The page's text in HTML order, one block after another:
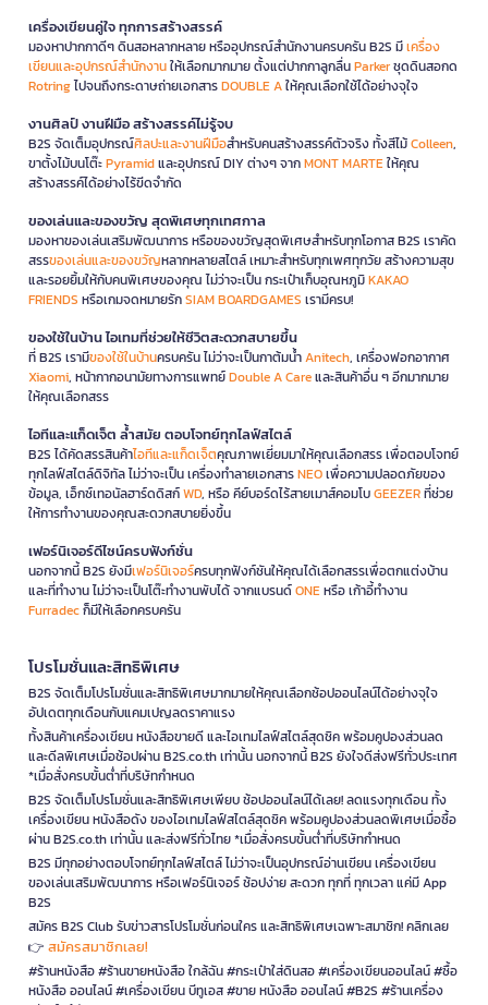
เครื่องเขียนคู่ใจ ทุกการสร้างสรรค์
มองหาปากกาดีๆ ดินสอหลากหลาย หรืออุปกรณ์สำนักงานครบครัน B2S มีเครื่อง
เขียนและอุปกรณ์สำนักงานให้เลือกมากมาย ตั้งแต่ปากกาลูกลื่นParkerชุดดินสอกด
Rotringไปจนถึงกระดาษถ่ายเอกสารDOUBLE Aให้คุณเลือกใช้ได้อย่างจุใจ
งานศิลป์ งานฝีมือ สร้างสรรค์ไม่รู้จบ
B2S จัดเต็มอุปกรณ์ศิลปะและงานฝีมือสำหรับคนสร้างสรรค์ตัวจริง ทั้งสีไม้Colleen,
ขาตั้งไม้บนโต๊ะPyramidและอุปกรณ์ DIY ต่างๆ จากMONT MARTEให้คุณ
สร้างสรรค์ได้อย่างไร้ขีดจำกัด
ของเล่นและของขวัญ สุดพิเศษทุกเทศกาล
มองหาของเล่นเสริมพัฒนาการ หรือของขวัญสุดพิเศษสำหรับทุกโอกาส B2S เราคัด
สรรของเล่นและของขวัญหลากหลายสไตล์ เหมาะสำหรับทุกเพศทุกวัย สร้างความสุข
และรอยยิ้มให้กับคนพิเศษของคุณ ไม่ว่าจะเป็น กระเป๋าเก็บอุณหภูมิKAKAO
FRIENDS หรือเกมจดหมายรักSIAM BOARDGAMES เรามีครบ!
ของใช้ในบ้าน ไอเทมที่ช่วยให้ชีวิตสะดวกสบายขึ้น
ที่ B2S เรามีของใช้ในบ้านครบครัน ไม่ว่าจะเป็นกาต้มน้ำAnitech, เครื่องฟอกอากาศ
Xiaomi, หน้ากากอนามัยทางการแพทย์Double A Careและสินค้าอื่น ๆ อีกมากมาย
ให้คุณเลือกสรร
ไอทีและแก็ดเจ็ต ล้ำสมัย ตอบโจทย์ทุกไลฟ์สไตล์
B2S ได้คัดสรรสินค้าไอทีและแก็ดเจ็ตคุณภาพเยี่ยมมาให้คุณเลือกสรร เพื่อตอบโจทย์
ทุกไลฟ์สไตล์ดิจิทัล ไม่ว่าจะเป็น เครื่องทำลายเอกสารNEOเพื่อความปลอดภัยของ
ข้อมูล, เอ็กซ์เทอนัลฮาร์ดดิสก์WD, หรือ คีย์บอร์ดไร้สายเมาส์คอมโบGEEZERที่ช่วย
ให้การทำงานของคุณสะดวกสบายยิ่งขึ้น
เฟอร์นิเจอร์ดีไซน์ครบฟังก์ชั่น
นอกจากนี้ B2S ยังมีเฟอร์นิเจอร์ครบทุกฟังก์ชันให้คุณได้เลือกสรรเพื่อตกแต่งบ้าน
และที่ทำงาน ไม่ว่าจะเป็นโต๊ะทำงานพับได้ จากแบรนด์ONEหรือ เก้าอี้ทำงาน
Furradecก็มีให้เลือกครบครัน
โปรโมชั่นและสิทธิพิเศษ
B2S จัดเต็มโปรโมชั่นและสิทธิพิเศษมากมายให้คุณเลือกช้อปออนไลน์ได้อย่างจุใจ
อัปเดตทุกเดือนกับแคมเปญลดราคาแรง
ทั้งสินค้าเครื่องเขียน หนังสือขายดี และไอเทมไลฟ์สไตล์สุดชิค พร้อมคูปองส่วนลด
และดีลพิเศษเมื่อช้อปผ่าน B2S.co.th เท่านั้น นอกจากนี้ B2S ยังใจดีส่งฟรีทั่วประเทศ
*เมื่อสั่งครบขั้นต่ำที่บริษัทกำหนด
B2S จัดเต็มโปรโมชั่นและสิทธิพิเศษเพียบ ช้อปออนไลน์ได้เลย! ลดแรงทุกเดือน ทั้ง
เครื่องเขียน หนังสือดัง ของไอเทมไลฟ์สไตล์สุดชิค พร้อมคูปองส่วนลดพิเศษเมื่อซื้อ
ผ่าน B2S.co.th เท่านั้น และส่งฟรีทั่วไทย *เมื่อสั่งครบขั้นต่ำที่บริษัทกำหนด
B2S มีทุกอย่างตอบโจทย์ทุกไลฟ์สไตล์ ไม่ว่าจะเป็นอุปกรณ์อ่านเขียน เครื่องเขียน
ของเล่นเสริมพัฒนาการ หรือเฟอร์นิเจอร์ ช้อปง่าย สะดวก ทุกที่ ทุกเวลา แค่มี App
B2S
สมัคร B2S Club รับข่าวสารโปรโมชั่นก่อนใคร และสิทธิพิเศษเฉพาะสมาชิก! คลิกเลย
👉 สมัครสมาชิกเลย!
#ร้านหนังสือ #ร้านขายหนังสือ ใกล้ฉัน #กระเป๋าใส่ดินสอ #เครื่องเขียนออนไลน์ #ซื้อ
หนังสือ ออนไลน์ #เครื่องเขียน บีทูเอส #ขาย หนังสือ ออนไลน์ #B2S #ร้านเครื่อง